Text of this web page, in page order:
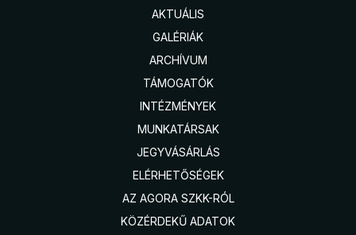
AKTUÁLIS
GALÉRIÁK
ARCHÍVUM
TÁMOGATÓK
INTÉZMÉNYEK
MUNKATÁRSAK
JEGYVÁSÁRLÁS
ELÉRHETŐSÉGEK
AZ AGORA SZKK-RÓL
KÖZÉRDEKŰ ADATOK